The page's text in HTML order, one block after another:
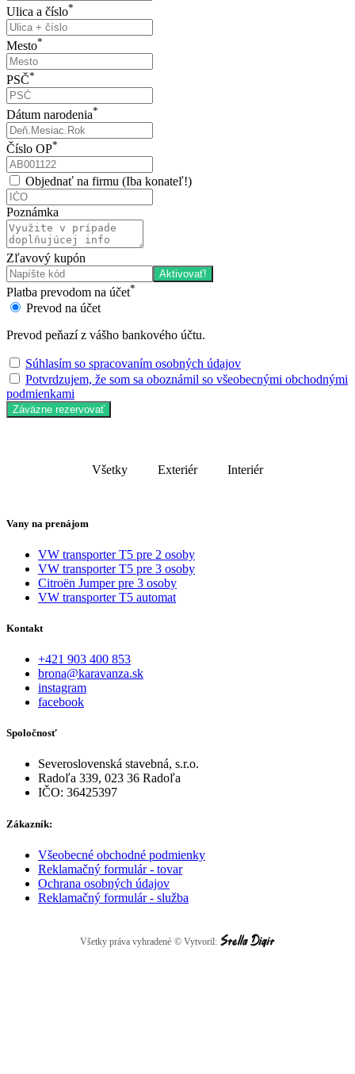
Ulica a číslo*
Mesto*
PSČ*
Dátum narodenia*
Číslo OP*
Objednať na firmu (Iba konateľ!)
Poznámka
Zľavový kupón
Aktivovať!
Platba prevodom na účet*
Prevod na účet
Prevod peňazí z vášho bankového účtu.
Súhlasím so spracovaním osobných údajov
Potvrdzujem, že som sa oboznámil so všeobecnými obchodnými
podmienkami
Záväzne rezervovať
Všetky Exteriér Interiér
Vany na prenájom
VW transporter T5 pre 2 osoby
VW transporter T5 pre 3 osoby
Citroën Jumper pre 3 osoby
VW transporter T5 automat
Kontakt
+421 903 400 853
brona@karavanza.sk
instagram
facebook
Spoločnosť
Severoslovenská stavebná, s.r.o.
Radoľa 339, 023 36 Radoľa
IČO: 36425397
Zákazník:
Všeobecné obchodné podmienky
Reklamačný formulár - tovar
Ochrana osobných údajov
Reklamačný formulár - služba
Všetky práva vyhradené © Vytvoril: